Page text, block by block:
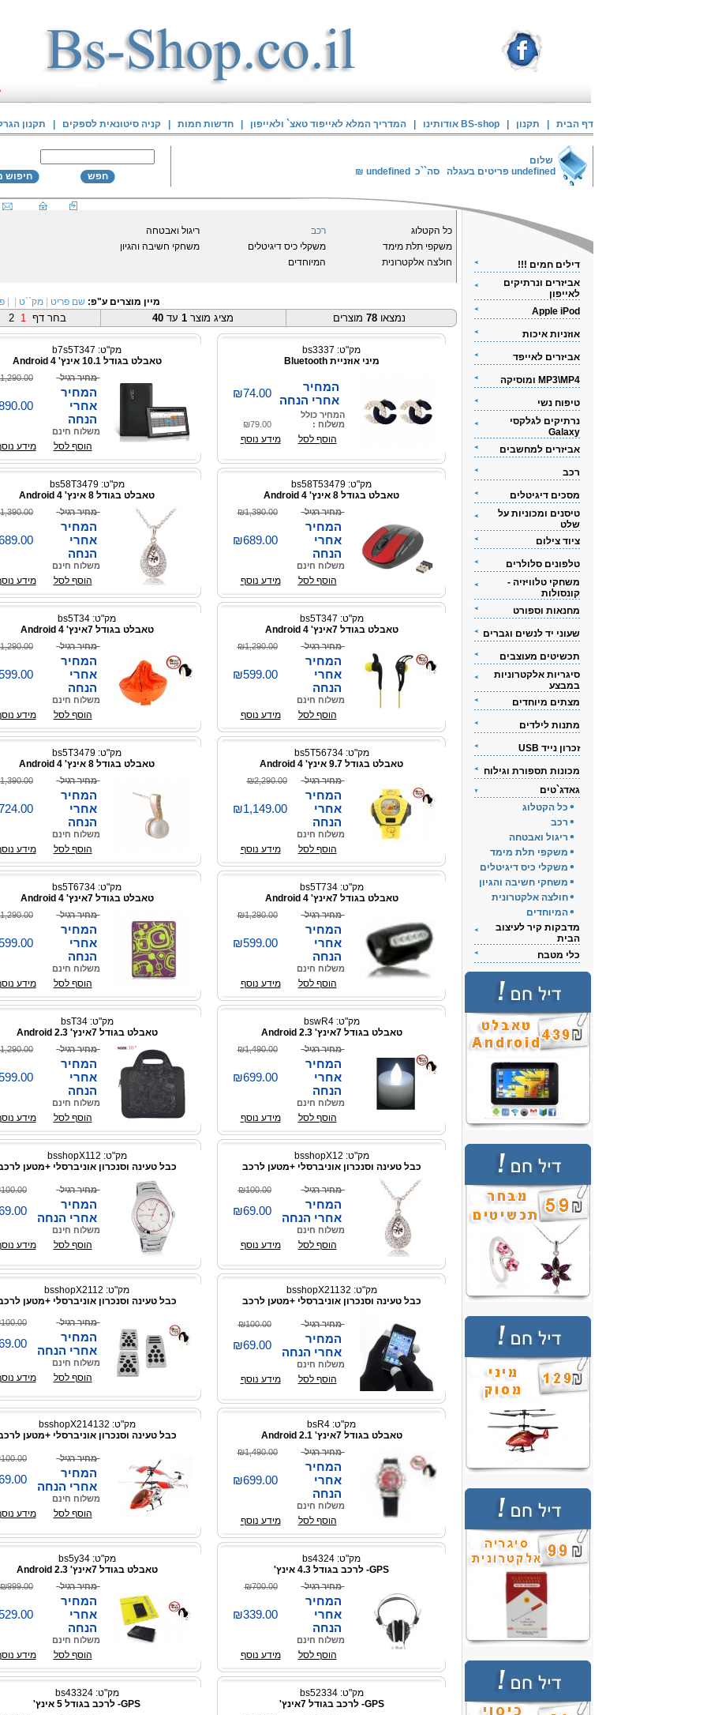
דף הבית תקנון אודותינו BS-shop המדריך המלא לאייפוד טאצ` ולאייפון חדשות חמות קניה סיטונאית לספקים תקנון
שלום
undefined פריטים בעגלה סה``כ undefined
₪ חפש חיפוש
כל הקטלוג רכב
ריגול ואבטחה
משקפי תלת מימד
משקלי כיס דיגיטלים
משחקי חשיבה והגיון
חולצה אלקטרונית
המיוחדים
מיין מוצרים ע"פ: שם פריט מק``ט
נמצאו78 מוצרים מציג מוצר 1 עד 40 בחר דף 1
2
מק"ט: b7s5T347
טאבלט בגודל 10.1 אינץ' Android 4
מחיר רגיל
המחיר
אחרי
הנחה
משלוח חינם
מידע הוסף לסל
מק"ט: bs3337
מיני אוזניית Bluetooth
₪74.00
המחיר
אחרי הנחה
₪79.00
המחיר כולל
משלוח :
מידע נוסף הוסף לסל
מק"ט: bs58T3479
טאבלט בגודל 8 אינץ' Android 4
מחיר רגיל
המחיר
אחרי
הנחה
משלוח חינם
מידע הוסף לסל
מק"ט: bs58T53479
טאבלט בגודל 8 אינץ' Android 4
₪1,390.00 מחיר רגיל
₪689.00
המחיר
אחרי
הנחה
משלוח חינם
מידע נוסף הוסף לסל
מק"ט: bs5T34
טאבלט בגודל 7אינץ' Android 4
מחיר רגיל
המחיר
אחרי
הנחה
משלוח חינם
מידע הוסף לסל
מק"ט: bs5T347
טאבלט בגודל 7אינץ' Android 4
₪1,290.00 מחיר רגיל
₪599.00
המחיר
אחרי
הנחה
משלוח חינם
מידע נוסף הוסף לסל
מק"ט: bs5T3479
טאבלט בגודל 8 אינץ' Android 4
מחיר רגיל
המחיר
אחרי
הנחה
משלוח חינם
מידע הוסף לסל
מק"ט: bs5T56734
טאבלט בגודל 9.7 אינץ' Android 4
₪2,290.00 מחיר רגיל
₪1,149.00
המחיר
אחרי
הנחה
משלוח חינם
מידע נוסף הוסף לסל
מק"ט: bs5T6734
טאבלט בגודל 7אינץ' Android 4
מחיר רגיל
המחיר
אחרי
הנחה
משלוח חינם
מידע הוסף לסל
מק"ט: bs5T734
טאבלט בגודל 7אינץ' Android 4
₪1,290.00 מחיר רגיל
₪599.00
המחיר
אחרי
הנחה
משלוח חינם
מידע נוסף הוסף לסל
מק"ט: bsT34
טאבלט בגודל 7אינץ' Android 2.3
מחיר רגיל
המחיר
אחרי
הנחה
משלוח חינם
מידע הוסף לסל
מק"ט: bswR4
טאבלט בגודל 7אינץ' Android 2.3
₪1,490.00 מחיר רגיל
₪699.00
המחיר
אחרי
הנחה
משלוח חינם
מידע נוסף הוסף לסל
מק"ט: bsshopX112
כבל טעינה וסנכרון אוניברסלי +מטען
מחיר רגיל
המחיר
אחרי הנחה
משלוח חינם
מידע הוסף לסל
מק"ט: bsshopX12
כבל טעינה וסנכרון אוניברסלי +מטען לרכב
₪100.00 מחיר רגיל
₪69.00
המחיר
אחרי הנחה
משלוח חינם
מידע נוסף הוסף לסל
מק"ט: bsshopX2112
כבל טעינה וסנכרון אוניברסלי +מטען
מחיר רגיל
המחיר
אחרי הנחה
משלוח חינם
מידע הוסף לסל
מק"ט: bsshopX21132
כבל טעינה וסנכרון אוניברסלי +מטען לרכב
₪100.00 מחיר רגיל
₪69.00
המחיר
אחרי הנחה
משלוח חינם
מידע נוסף הוסף לסל
מק"ט: bsshopX214132
כבל טעינה וסנכרון אוניברסלי +מטען
מחיר רגיל
המחיר
אחרי הנחה
משלוח חינם
מידע הוסף לסל
מק"ט: bsR4
טאבלט בגודל 7אינץ' Android 2.1
₪1,490.00 מחיר רגיל
₪699.00
המחיר
אחרי
הנחה
משלוח חינם
מידע נוסף הוסף לסל
מק"ט: bs5y34
טאבלט בגודל 7אינץ' Android 2.3
₪999.00 מחיר רגיל
המחיר
אחרי
הנחה
משלוח חינם
מידע הוסף לסל
מק"ט: bs4324
GPS- לרכב בגודל 4.3 אינץ'
₪700.00 מחיר רגיל
₪339.00
המחיר
אחרי
הנחה
משלוח חינם
מידע נוסף הוסף לסל
מק"ט: bs43324
GPS- לרכב בגודל 5 אינץ'
מק"ט: bs52334
GPS- לרכב בגודל 7אינץ'
דילים חמים !!!
אביזרים ונרתיקים
לאייפון
Apple iPod
אוזניות איכות
אביזרים לאייפד
MP3\MP4 ומוסיקה
טיפוח נשי
נרתיקים לגלקסי
Galaxy
אביזרים למחשבים
רכב
מסכים דיגיטלים
טיסנים ומכוניות על
שלט
ציוד צילום
טלפונים סלולרים
משחקי טלוויזיה -
קונסולות
מחנאות וספורט
שעוני יד לנשים וגברים
תכשיטים מעוצבים
סיגריות אלקטרוניות
במבצע
מצתים מיוחדים
מתנות לילדים
זכרון נייד USB
מכונות תספורת וגילוח
גאדג`טים
כל הקטלוג
רכב
ריגול ואבטחה
משקפי תלת מימד
משקלי כיס דיגיטלים
משחקי חשיבה והגיון
חולצה אלקטרונית
המיוחדים
מדבקות קיר לעיצוב
הבית
כלי מטבח